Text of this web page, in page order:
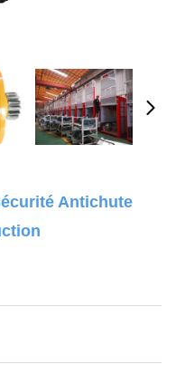
Antichute